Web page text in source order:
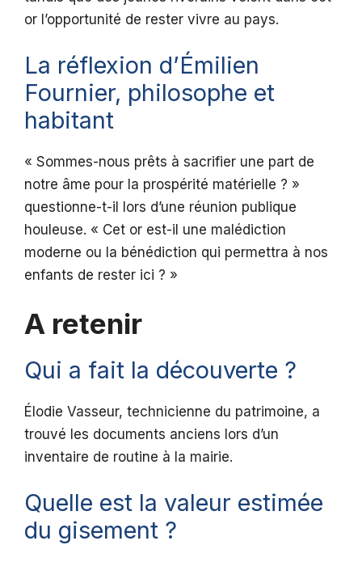
or l’opportunité de rester vivre au pays.
La réflexion d’Émilien
Fournier, philosophe et
habitant
« Sommes-nous prêts à sacrifier une part de
notre âme pour la prospérité matérielle ? »
questionne-t-il lors d’une réunion publique
houleuse. « Cet or est-il une malédiction
moderne ou la bénédiction qui permettra à nos
enfants de rester ici ? »
A retenir
Qui a fait la découverte ?
Élodie Vasseur, technicienne du patrimoine, a
trouvé les documents anciens lors d’un
inventaire de routine à la mairie.
Quelle est la valeur estimée
du gisement ?